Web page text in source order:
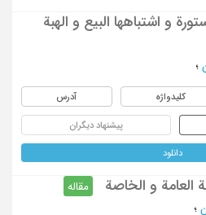
و اشتباهها البیع و الهبة
؛
کلیدواژه آدرس
پیشنهاد دیگران
دانلود
العامة و الخاصة
مقاله
؛